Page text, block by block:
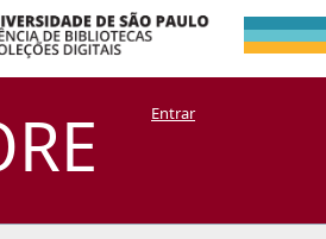
por:
Manakin + CoriscoEntrar